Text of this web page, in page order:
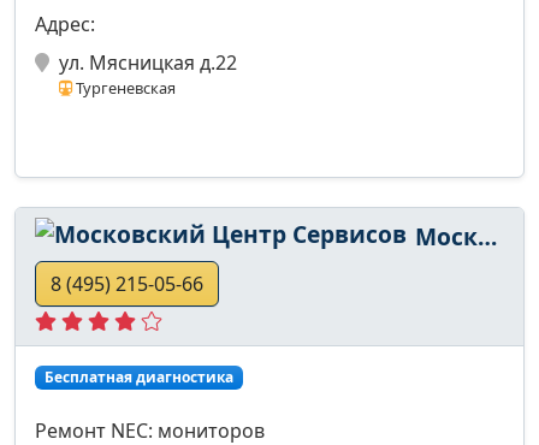
Адрес:
ул. Мясницкая д.22
Тургеневская
Московский Центр Сервисов
8 (495) 215-05-66
Бесплатная диагностика
Ремонт NEC: мониторов